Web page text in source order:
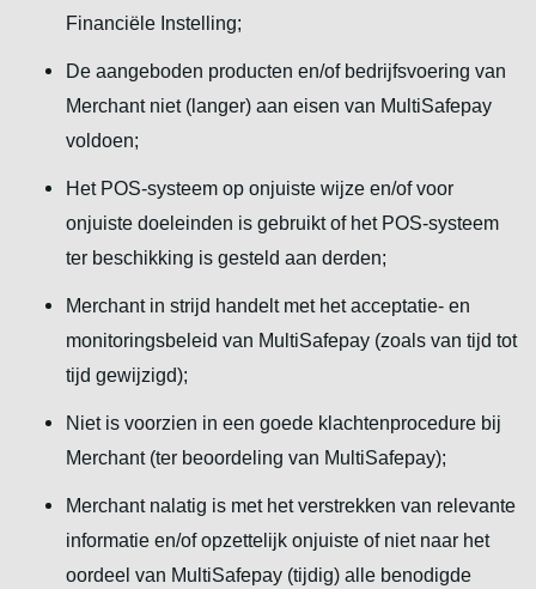
Financiële Instelling;
De aangeboden producten en/of bedrijfsvoering van
Merchant niet (langer) aan eisen van MultiSafepay
voldoen;
Het POS-systeem op onjuiste wijze en/of voor
onjuiste doeleinden is gebruikt of het POS-systeem
ter beschikking is gesteld aan derden;
Merchant in strijd handelt met het acceptatie- en
monitoringsbeleid van MultiSafepay (zoals van tijd tot
tijd gewijzigd);
Niet is voorzien in een goede klachtenprocedure bij
Merchant (ter beoordeling van MultiSafepay);
Merchant nalatig is met het verstrekken van relevante
informatie en/of opzettelijk onjuiste of niet naar het
oordeel van MultiSafepay (tijdig) alle benodigde